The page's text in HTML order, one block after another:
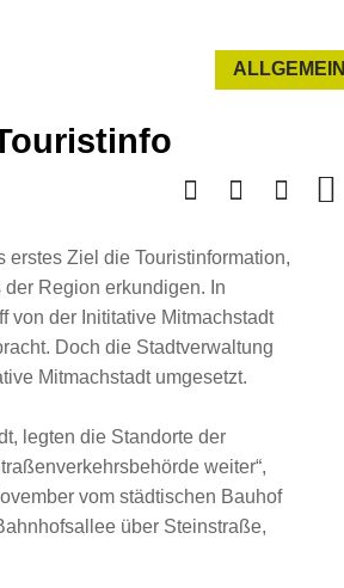
ALLGEMEIN
Ziel die Touristinformation,
Region erkundigen. In
von der Inititative Mitmachstadt
Doch die Stadtverwaltung
Mitmachstadt umgesetzt.
legten die Standorte der
weiter“,
vom städtischen Bauhof
über Steinstraße,